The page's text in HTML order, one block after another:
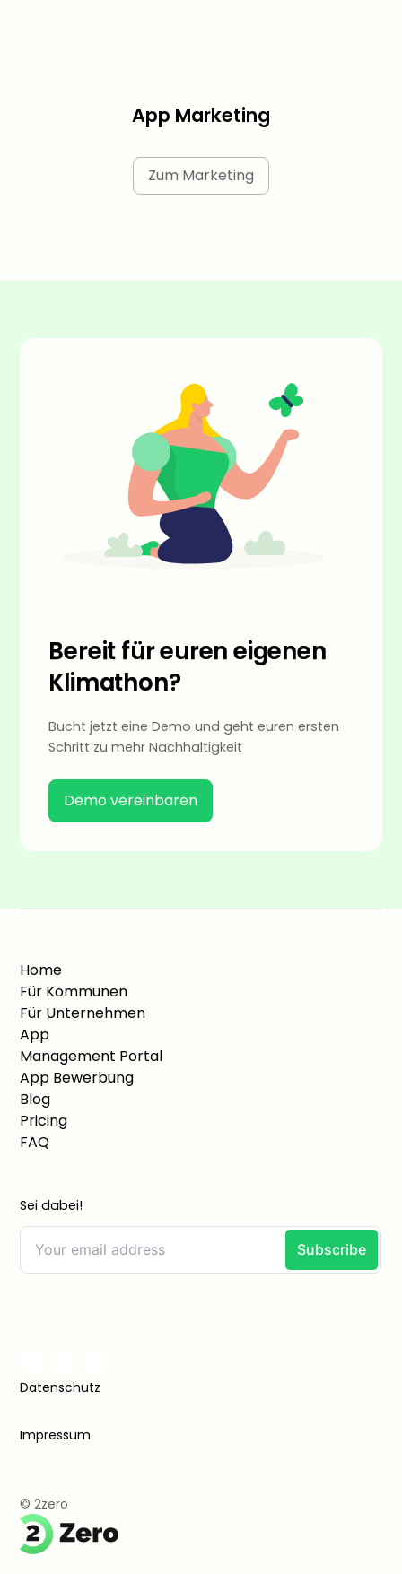
App Marketing
Zum Marketing
Bereit für euren eigenen
Klimathon?
Bucht jetzt eine Demo und geht euren ersten
Schritt zu mehr Nachhaltigkeit
Demo vereinbaren
Home
Für Kommunen
Für Unternehmen
App
Management Portal
App Bewerbung
Blog
Pricing
FAQ
Sei dabei!
© 2zero
Datenschutz
Impressum